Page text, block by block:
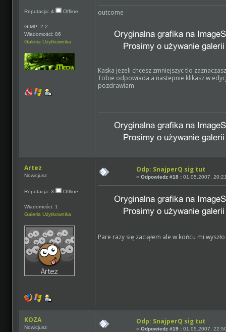
Reputacja: 4 Offline
GIMP: 2.2
Wiadomości: 86
Galeria Użytkownika
outcome
Kaska jezeli chcesz zmniejszyc tlo
Tobie odpowiada a nastepnie klikasz w
pozdrawiam
Artez
Nowicjusz
Reputacja: 3 Offline
Wiadomości: 1
Galeria Użytkownika
Odp: SnajperQ sig tut
«Odpowiedz #18 : 01.05.2007,
Pare razy się zaciąłem ale w końcu mi
KOZA
Nowicjusz
Odp: SnajperQ sig tut
«Odpowiedz #19 : 01.05.2007,